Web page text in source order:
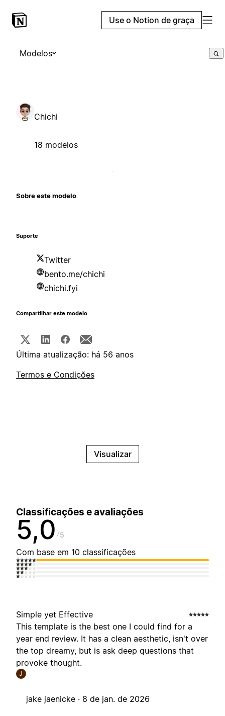
Use o Notion de graça
Modelos
Chichi
18 modelos
Sobre este modelo
Suporte
Twitter
bento.me/chichi
chichi.fyi
Compartilhar este modelo
Última atualização: há 56 anos
Termos e Condições
Visualizar
Classificações e avaliações
5,0 5
Com base em 10 classificações
Simple yet Effective
This template is the best one I could find for a
year end review. It has a clean aesthetic, isn't over
the top dreamy, but is ask deep questions that
provoke thought.
J
jake jaenicke · 8 de jan. de 2026